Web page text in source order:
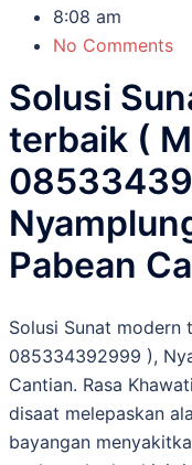
8:08 am
No Comments
Solusi
terbaik (
Pabean
Solusi Sunat modern
085334392999 ),
Cantian. Rasa
disaat melepaskan
bayangan